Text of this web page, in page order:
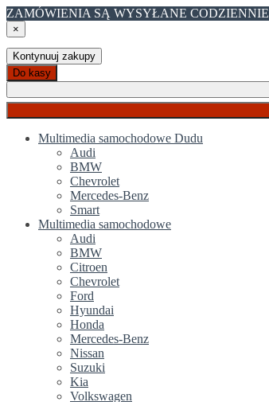
ZAMÓWIENIA SĄ WYSYŁANE CODZIENNIE
×
Kontynuuj zakupy
Do kasy
Multimedia samochodowe Dudu
Audi
BMW
Chevrolet
Mercedes-Benz
Smart
Multimedia samochodowe
Audi
BMW
Citroen
Chevrolet
Ford
Hyundai
Honda
Mercedes-Benz
Nissan
Suzuki
Kia
Volkswagen